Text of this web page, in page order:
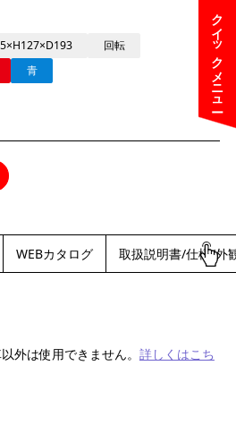
クイックメニュー
回転
青
WEBカタログ 取扱説明書/仕様/外
外は使用できません。 詳しくはこち